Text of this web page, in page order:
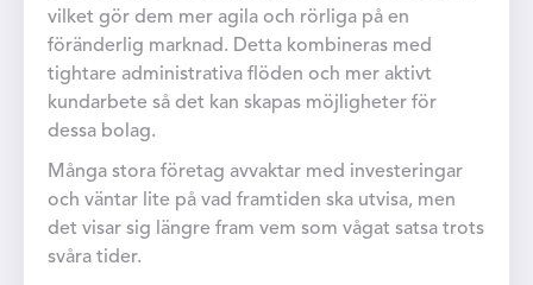
vilket gör dem mer agila och rörliga på en
föränderlig marknad. Detta kombineras med
tightare administrativa flöden och mer aktivt
kundarbete så det kan skapas möjligheter för
dessa bolag.
Många stora företag avvaktar med investeringar
och väntar lite på vad framtiden ska utvisa, men
det visar sig längre fram vem som vågat satsa trots
svåra tider.